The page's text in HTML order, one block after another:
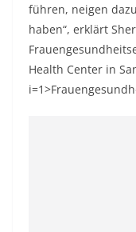
führen, neigen
haben“, erklärt
Health Center in